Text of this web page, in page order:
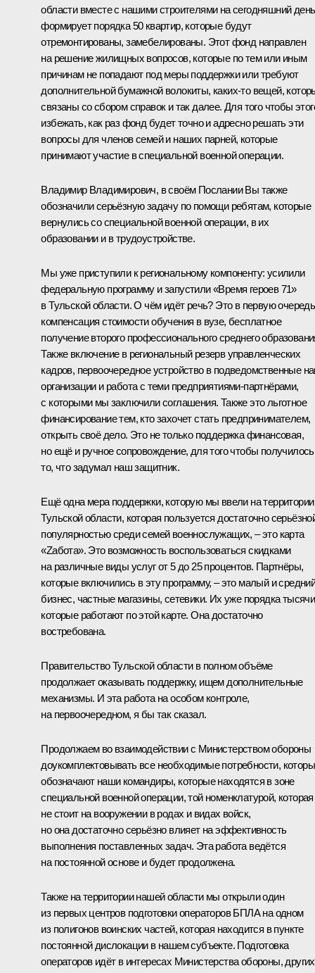
области вместе с нашими строителями на сегодняшний день
формирует порядка 50 квартир, которые будут
отремонтированы, замебелированы. Этот фонд направлен
на решение жилищных вопросов, которые по тем или иным
причинам не попадают под меры поддержки или требуют
дополнительной бумажной волокиты, каких-то вещей,
связаны со сбором справок и так далее. Для того чтобы
избежать, как раз фонд будет точно и адресно решать эти
вопросы для членов семей и наших парней, которые
принимают участие в специальной военной операции.
Владимир Владимирович, в своём Послании Вы также
обозначили серьёзную задачу по помощи ребятам, которые
вернулись со специальной военной операции, в их
образовании и в трудоустройстве.
Мы уже приступили к региональному компоненту: усилили
федеральную программу и запустили «Время героев 71»
в Тульской области. О чём идёт речь? Это в первую очередь
компенсация стоимости обучения в вузе, бесплатное
получение второго профессионального среднего
Также включение в региональный резерв управленческих
кадров, первоочередное устройство в подведомственные
организации и работа с теми предприятиями-партнёрами,
с которыми мы заключили соглашения. Также это льготное
финансирование тем, кто захочет стать предпринимателем,
открыть своё дело. Это не только поддержка финансовая,
но ещё и ручное сопровождение, для того чтобы получилось
то, что задумал наш защитник.
Ещё одна мера поддержки, которую мы ввели на территории
Тульской области, которая пользуется достаточно
популярностью среди семей военнослужащих, – это карта
«Zабота». Это возможность воспользоваться скидками
на различные виды услуг от 5 до 25 процентов. Партнёры,
которые включились в эту программу, – это малый и
бизнес, частные магазины, сетевики. Их уже порядка
которые работают по этой карте. Она достаточно
востребована.
Правительство Тульской области в полном объёме
продолжает оказывать поддержку, ищем дополнительные
механизмы. И эта работа на особом контроле,
на первоочередном, я бы так сказал.
Продолжаем во взаимодействии с Министерством обороны
доукомплектовывать все необходимые потребности,
обозначают наши командиры, которые находятся в зоне
специальной военной операции, той номенклатурой, которая
не стоит на вооружении в родах и видах войск,
но она достаточно серьёзно влияет на эффективность
выполнения поставленных задач. Эта работа ведётся
на постоянной основе и будет продолжена.
Также на территории нашей области мы открыли один
из первых центров подготовки операторов БПЛА на одном
из полигонов воинских частей, которая находится в пункте
постоянной дислокации в нашем субъекте. Подготовка
операторов идёт в интересах Министерства обороны, других